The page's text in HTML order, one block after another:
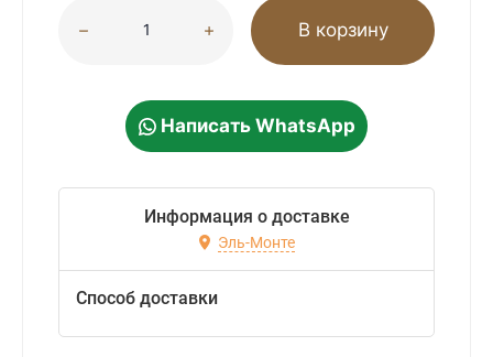
В корзину
Написать WhatsApp
Информация о доставке
Эль-Монте
Способ доставки